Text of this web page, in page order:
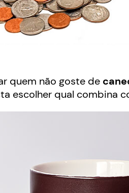
quem não goste de
escolher qual combina